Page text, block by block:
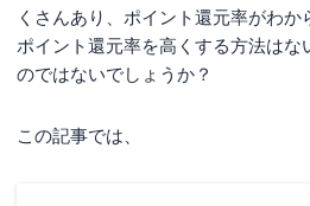
くさんあり、ポイント還元率がわ
ポイント還元率を高くする方法はな
のではないでしょうか？
この記事では、